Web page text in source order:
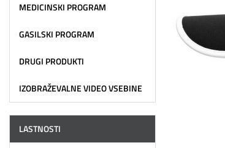
MEDICINSKI PROGRAM
GASILSKI PROGRAM
DRUGI PRODUKTI
IZOBRAŽEVALNE VIDEO VSEBINE
LASTNOSTI